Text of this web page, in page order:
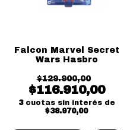
Falcon Marvel Secret
Wars Hasbro
$129.900,00
$116.910,00
3 cuotas sin interés de
$38.970,00